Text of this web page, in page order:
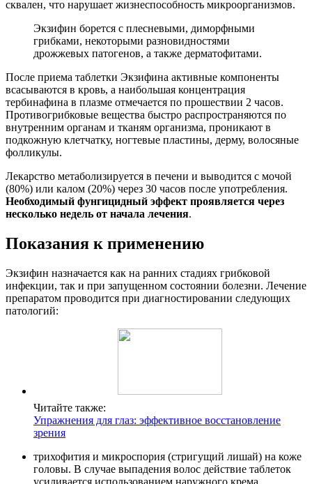
сквален, что нарушает жизнеспособность микроорганизмов.
Экзифин борется с плесневыми, диморфными
грибками, некоторыми разновидностями
дрожжевых патогенов, а также дерматофитами.
После приема таблетки Экзифина активные компоненты
всасываются в кровь, а наибольшая концентрация
тербинафина в плазме отмечается по прошествии 2 часов.
Противогрибковые вещества быстро распространяются по
внутренним органам и тканям организма, проникают в
подкожную клетчатку, ногтевые пластины, дерму, волосяные
фолликулы.
Лекарство метаболизируется в печени и выводится с мочой
(80%) или калом (20%) через 30 часов после употребления.
Необходимый фунгицидный эффект проявляется через
несколько недель от начала лечения.
Показания к применению
Экзифин назначается как на ранних стадиях грибковой
инфекции, так и при запущенном состоянии болезни. Лечение
препаратом проводится при диагностировании следующих
патологий:
Читайте также:
Упражнения для глаз: эффективное восстановление
зрения
трихофития и микроспория (стригущий лишай) на коже
головы. В случае выпадения волос действие таблеток